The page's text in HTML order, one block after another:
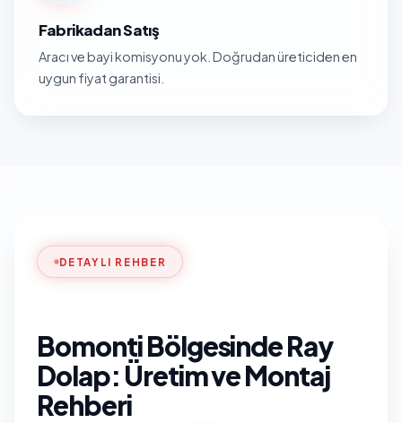
Fabrikadan Satış
Aracı ve bayi komisyonu yok. Doğrudan üreticiden en
uygun fiyat garantisi.
DETAYLI REHBER
Bomonti Bölgesinde Ray
Dolap: Üretim ve Montaj
Rehberi